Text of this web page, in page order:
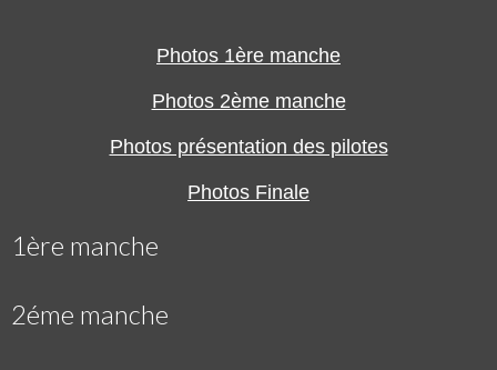
Photos 1ère manche
Photos 2ème manche
Photos présentation des pilotes
Photos Finale
1ère manche
2éme manche